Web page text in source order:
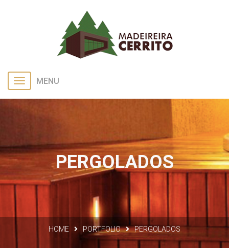
MENU
PERGOLADOS
HOME PORTFOLIO PERGOLADOS